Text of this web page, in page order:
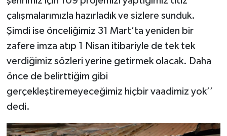
çalışmalarımızla hazırladık ve sizlere sunduk.
Şimdi ise önceliğimiz 31 Mart’ta yeniden bir
zafere imza atıp 1 Nisan itibariyle de tek tek
verdiğimiz sözleri yerine getirmek olacak. Daha
önce de belirttiğim gibi
gerçekleştiremeyeceğimiz hiçbir vaadimiz yok’’
dedi.